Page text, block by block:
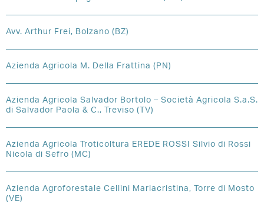
Avv. Arthur Frei, Bolzano (BZ)
Azienda Agricola M. Della Frattina (PN)
Azienda Agricola Salvador Bortolo – Società Agricola S.a.S.
di Salvador Paola & C., Treviso (TV)
Azienda Agricola Troticoltura EREDE ROSSI Silvio di Rossi
Nicola di Sefro (MC)
Azienda Agroforestale Cellini Mariacristina, Torre di Mosto
(VE)